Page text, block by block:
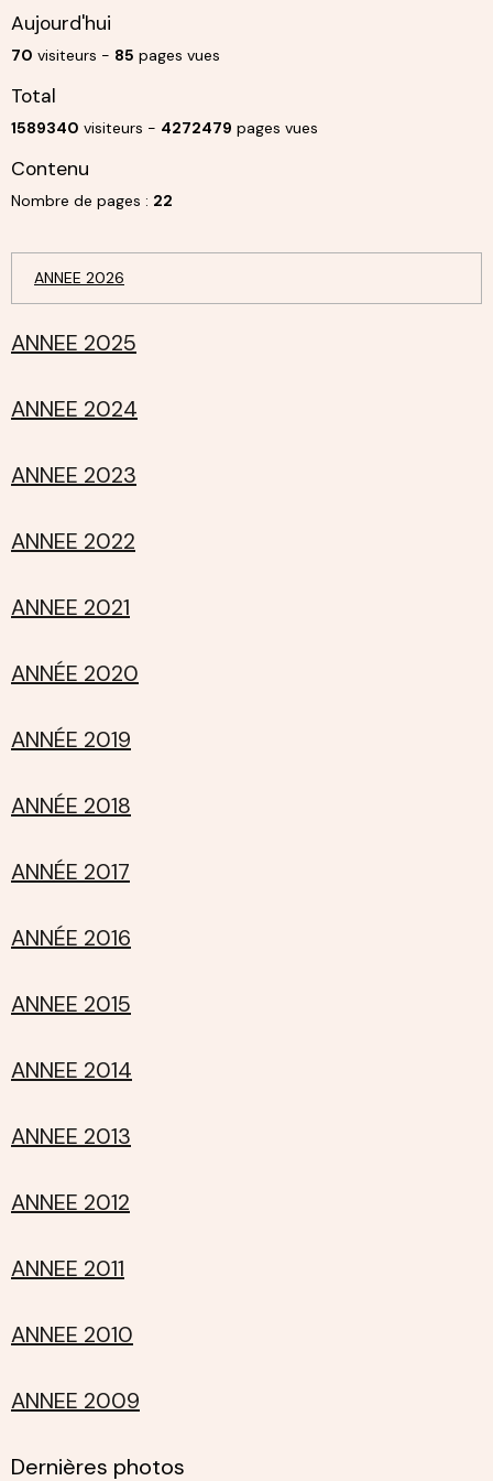
Aujourd'hui
70 visiteurs - 85 pages vues
Total
1589340 visiteurs - 4272479 pages vues
Contenu
Nombre de pages : 22
ANNEE 2026
ANNEE 2025
ANNEE 2024
ANNEE 2023
ANNEE 2022
ANNEE 2021
ANNÉE 2020
ANNÉE 2019
ANNÉE 2018
ANNÉE 2017
ANNÉE 2016
ANNEE 2015
ANNEE 2014
ANNEE 2013
ANNEE 2012
ANNEE 2011
ANNEE 2010
ANNEE 2009
Dernières photos